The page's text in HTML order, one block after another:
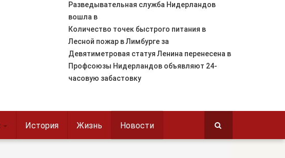
Разведывательная служба Нидерландов
вошла в
Количество точек быстрого питания в
Лесной пожар в Лимбурге за
Девятиметровая статуя Ленина перенесена в
Профсоюзы Нидерландов объявляют 24-
часовую забастовку
История Жизнь Новости